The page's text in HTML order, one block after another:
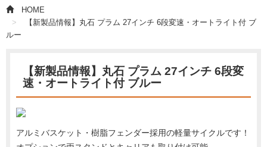
を
開
閉
HOME
【新製品情報】丸石 プラム 27インチ 6段変速・オートライト付 ブ
ルー
【新製品情報】丸石 プラム 27インチ 6段変
速・オートライト付 ブルー
アルミバスケット・樹脂フェンダー採用の軽量サイクルです！